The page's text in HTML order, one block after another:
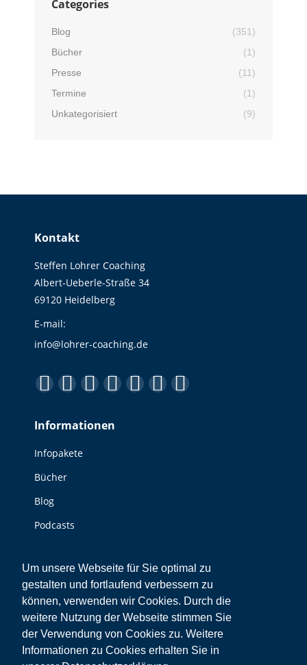
Um unsere Webseite für Sie optimal zu
gestalten und fortlaufend verbessern zu
können, verwenden wir Cookies. Durch die
weitere Nutzung der Webseite stimmen Sie
der Verwendung von Cookies zu. Weitere
Informationen zu Cookies erhalten Sie in
Categories
Blog
(351)
Bücher
(1)
Presse
(11)
Termine
(1)
Unkategorisiert
(9)
Kontakt
Steffen Lohrer Coaching
Albert-Ueberle-Straße 34
69120 Heidelberg
E-mail:
info@lohrer-coaching.de
Finden Sie uns auf:
Facebook
opens
new
window
YouTube
opens
Linkedin
opens
Instagram
opens
E-
WebsiteXING
Informationen
Infopakete
Bücher
Blog
Podcasts
Sonstiges
Kontakt
Impressum